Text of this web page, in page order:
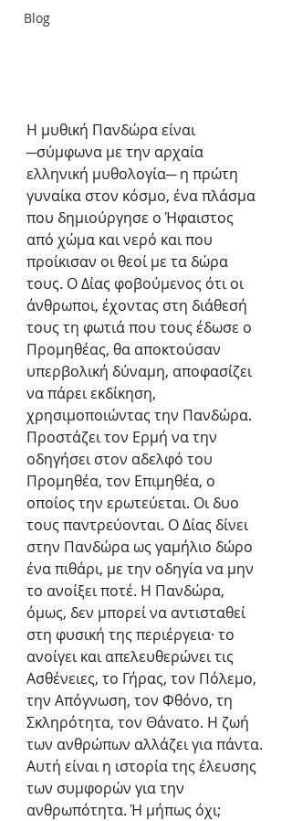
Blog
Η μυθική Πανδώρα είναι
─σύμφωνα με την αρχαία
ελληνική μυθολογία─ η πρώτη
γυναίκα στον κόσμο, ένα πλάσμα
που δημιούργησε ο Ήφαιστος
από χώμα και νερό και που
προίκισαν οι θεοί με τα δώρα
τους. O Δίας φοβούμενος ότι οι
άνθρωποι, έχοντας στη διάθεσή
τους τη φωτιά που τους έδωσε ο
Προμηθέας, θα αποκτούσαν
υπερβολική δύναμη, αποφασίζει
να πάρει εκδίκηση,
χρησιμοποιώντας την Πανδώρα.
Προστάζει τον Ερμή να την
οδηγήσει στον αδελφό του
Προμηθέα, τον Επιμηθέα, ο
οποίος την ερωτεύεται. Οι δυο
τους παντρεύονται. Ο Δίας δίνει
στην Πανδώρα ως γαμήλιο δώρο
ένα πιθάρι, με την οδηγία να μην
το ανοίξει ποτέ. Η Πανδώρα,
όμως, δεν μπορεί να αντισταθεί
στη φυσική της περιέργεια· το
ανοίγει και απελευθερώνει τις
Ασθένειες, το Γήρας, τον Πόλεμο,
την Απόγνωση, τον Φθόνο, τη
Σκληρότητα, τον Θάνατο. Η ζωή
των ανθρώπων αλλάζει για πάντα.
Αυτή είναι η ιστορία της έλευσης
των συμφορών για την
ανθρωπότητα. Ή μήπως όχι;